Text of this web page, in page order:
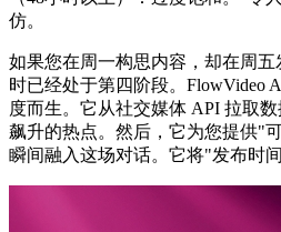
仿。
如果您在周一构思内容，却在周
时已经处于第四阶段。FlowVideo
度而生。它从社交媒体 API 拉取
飙升的热点。然后，它为您提供"
瞬间融入这场对话。它将"发布时